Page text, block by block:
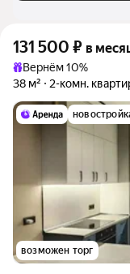
131 500 ₽ в
Вернём 10%
38 м²
2-комн.
возможен торг